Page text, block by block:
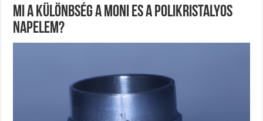
Mi A Különbség A Moni Es A Polikristalyos
Napelem?